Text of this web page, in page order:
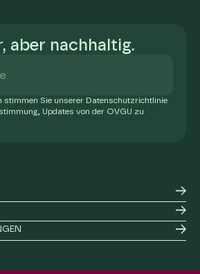
aber nachhaltig.
stimmen Sie unserer Datenschutzrichtlinie
Updates von der OVGU zu